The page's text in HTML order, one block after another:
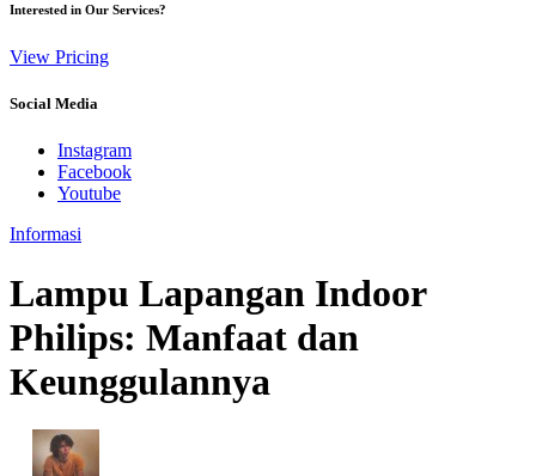
Interested in Our Services?
View Pricing
Social Media
Instagram
Facebook
Youtube
Informasi
Lampu Lapangan Indoor
Philips: Manfaat dan
Keunggulannya